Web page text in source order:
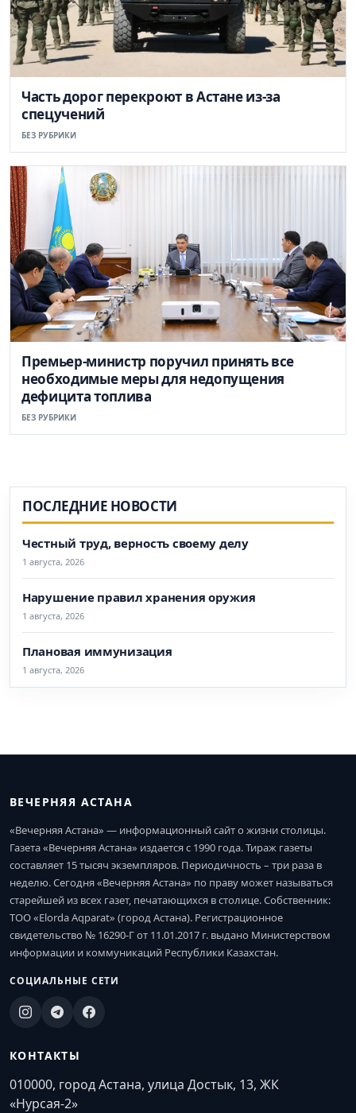
Часть дорог перекроют в Астане из-за
спецучений
БЕЗ РУБРИКИ
Премьер-министр поручил принять все
необходимые меры для недопущения
дефицита топлива
БЕЗ РУБРИКИ
ПОСЛЕДНИЕ НОВОСТИ
Честный труд, верность своему делу
1 августа, 2026
Нарушение правил хранения оружия
1 августа, 2026
Плановая иммунизация
1 августа, 2026
ВЕЧЕРНЯЯ АСТАНА
«Вечерняя Астана» — информационный сайт о жизни столицы.
Газета «Вечерняя Астана» издается с 1990 года. Тираж газеты
составляет 15 тысяч экземпляров. Периодичность – три раза в
неделю. Сегодня «Вечерняя Астана» по праву может называться
старейшей из всех газет, печатающихся в столице. Собственник:
ТОО «Elorda Aqparat» (город Астана). Регистрационное
свидетельство № 16290-Г от 11.01.2017 г. выдано Министерством
информации и коммуникаций Республики Казахстан.
СОЦИАЛЬНЫЕ СЕТИ
КОНТАКТЫ
010000, город Астана, улица Достык, 13, ЖК
«Нурсая-2»